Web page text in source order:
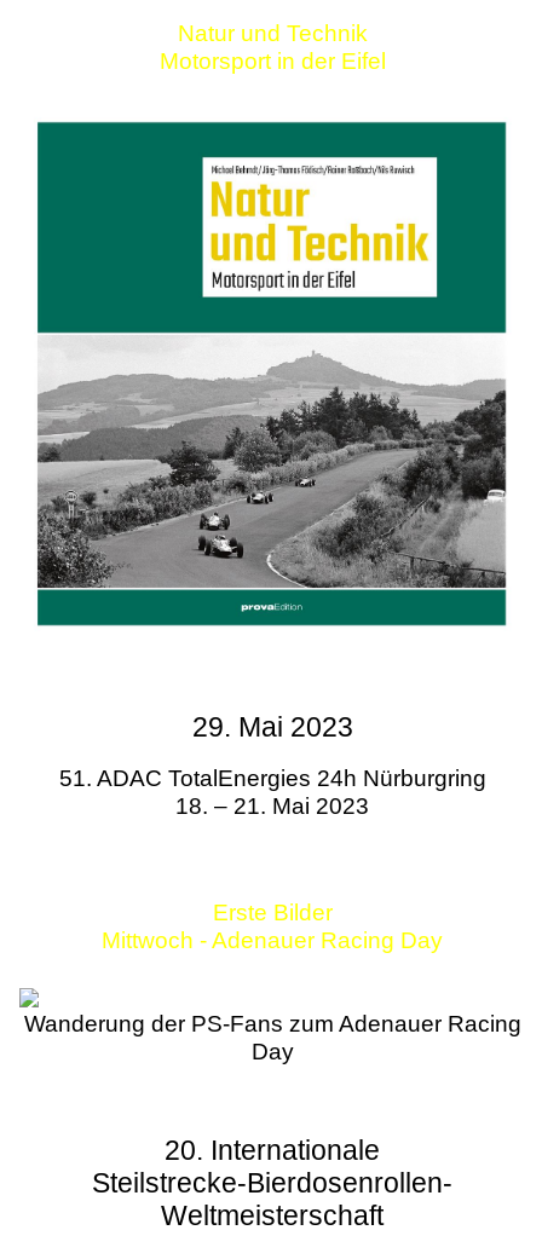
Natur und Technik
Motorsport in der Eifel
29. Mai 2023
51. ADAC TotalEnergies 24h Nürburgring
18. – 21. Mai 2023
Erste Bilder
Mittwoch - Adenauer Racing Day
Wanderung der PS-Fans zum Adenauer Racing
Day
20. Internationale
Steilstrecke-Bierdosenrollen-
Weltmeisterschaft